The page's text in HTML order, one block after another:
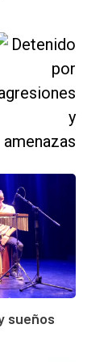
sueños